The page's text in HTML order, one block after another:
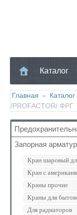
Каталог
Главная » Каталог
/PROFACTOR/ ФРГ
Клапан
Манометр/
Обратный клапан
Поплавковый
Регулятор
Запорная
Кран шаровый
Кран с
Краны прочие
Краны для
Для радиаторов